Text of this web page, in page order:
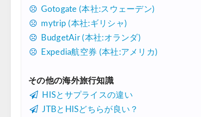
07/23 Trip.com) 海外航空券 最大2,500円OFFク
07/23 Trip.com) 航空券＋ホテル 最大5,000円
07/22 JTB) 海外ツアー(20代) 最大28,000円OFF
07/21 エアトリ) 航空券+ホテル 最大30,000円
07/21 エアトリ) 海外航空券 最大10,000円OFF
Gotogate (本社:スウェーデン)
mytrip (本社:ギリシャ)
BudgetAir (本社:オランダ)
Expedia航空券 (本社:アメリカ)
その他の海外旅行知識
HISとサプライスの違い
JTBとHISどちらが良い？